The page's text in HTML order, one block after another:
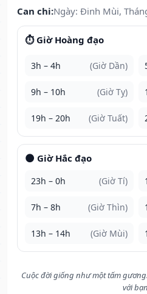
Can chi:Ngày: Đinh Mùi,
⏱️ Giờ Hoàng đạo
3h – 4h (Giờ Dần)
9h – 10h (Giờ Tỵ)
19h – 20h (Giờ Tuất)
🌑 Giờ Hắc đạo
23h – 0h (Giờ Tí)
7h – 8h (Giờ Thìn)
13h – 14h (Giờ Mùi)
Cuộc đời giống như một tấm
với